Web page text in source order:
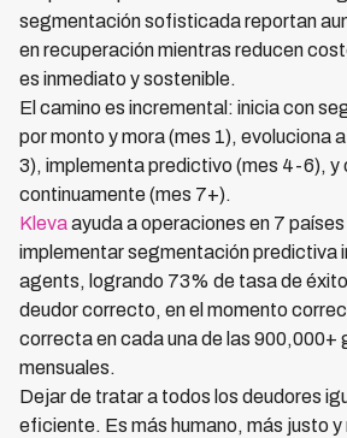
segmentación sofisticada reportan
en recuperación mientras reducen
es inmediato y sostenible.
El camino es incremental: inicia con
por monto y mora (mes 1), evoluciona
3), implementa predictivo (mes 4-6), y
continuamente (mes 7+).
Klevaayuda a operaciones en 7
implementar segmentación predictiva
agents, logrando 73% de tasa de
deudor correcto, en el momento
correcta en cada una de las 900,000+
mensuales.
Dejar de tratar a todos los deudores
eficiente. Es más humano, más justo y